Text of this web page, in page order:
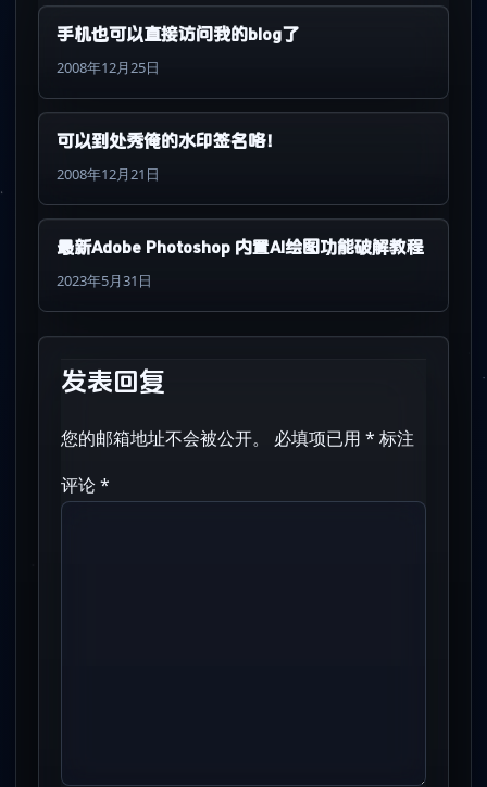
手机也可以直接访问我的blog了
2008年12月25日
可以到处秀俺的水印签名咯！
2008年12月21日
最新Adobe Photoshop 内置AI绘图功能破解教程
2023年5月31日
发表回复
您的邮箱地址不会被公开。 必填项已用 * 标注
评论*